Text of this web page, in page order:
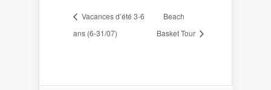
Vacances d’été 3-6
ans (6-31/07)
Beach
Basket Tour